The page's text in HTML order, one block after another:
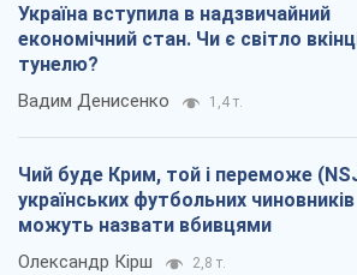
Україна вступила в надзвичайний
економічний стан. Чи є світло
тунелю?
Вадим Денисенко 1,4 т.
Чий буде Крим, той і переможе
українських футбольних чиновників
можуть назвати вбивцями
Олександр Кірш 2,8 т.